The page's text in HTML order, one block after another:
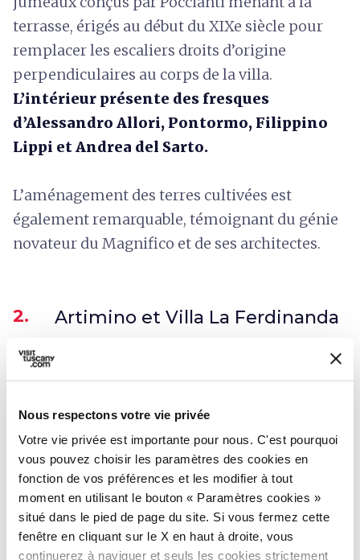
Nous respectons votre vie privée
Votre vie privée est importante pour nous. C'est pourquoi
vous pouvez choisir les paramètres des cookies en
fonction de vos préférences et les modifier à tout
moment en utilisant le bouton « Paramètres cookies »
situé dans le pied de page du site. Si vous fermez cette
fenêtre en cliquant sur le X en haut à droite, vous
continuerez à naviguer et seuls les cookies strictement
terrasse, érigés au début du XIXe siècle pour
remplacer les escaliers droits d’origine
perpendiculaires au corps de la villa.
L’intérieur présente des fresques
d’Alessandro Allori, Pontormo, Filippino
Lippi et Andrea del Sarto.
L’aménagement des terres cultivées est
également remarquable, témoignant du génie
novateur du Magnifico et de ses architectes.
2. Artimino et Villa La Ferdinanda